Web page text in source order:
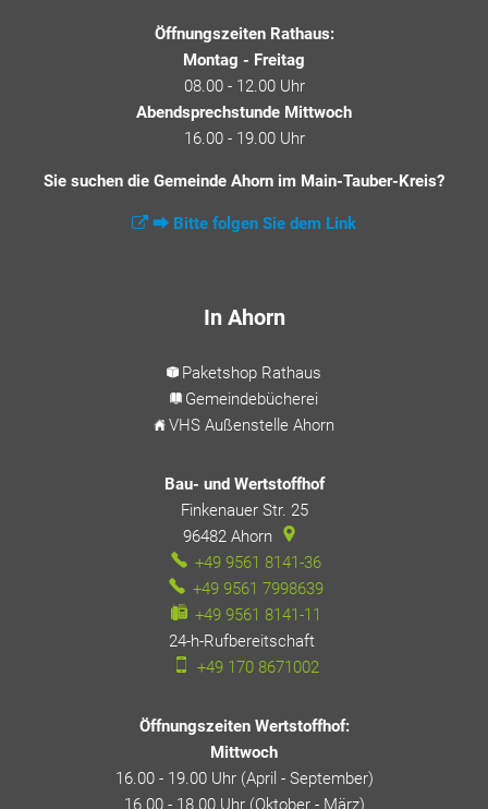
Öffnungszeiten Rathaus:
Montag - Freitag
08.00 - 12.00 Uhr
Abendsprechstunde Mittwoch
16.00 - 19.00 Uhr
Sie suchen die Gemeinde Ahorn im Main-Tauber-Kreis?
⮕ Bitte folgen Sie dem Link
In Ahorn
Paketshop Rathaus
Gemeindebücherei
VHS Außenstelle Ahorn
Bau- und Wertstoffhof
Finkenauer Str. 25
96482 Ahorn
+49 9561 8141-36
+49 9561 7998639
+49 9561 8141-11
24-h-Rufbereitschaft
+49 170 8671002
Öffnungszeiten Wertstoffhof:
Mittwoch
16.00 - 19.00 Uhr (April - September)
16.00 - 18.00 Uhr (Oktober - März)